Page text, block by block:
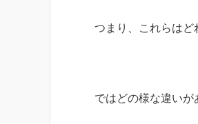
つまり、これらはど
ではどの様な違いが